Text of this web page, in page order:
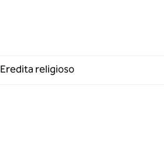
Eredita religioso